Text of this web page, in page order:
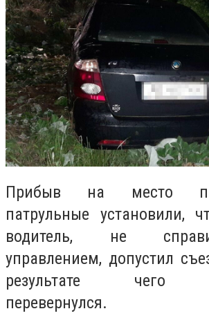
Прибыв на место
патрульные установили,
водитель, не
управлением, допустил
результате чего
перевернулся.